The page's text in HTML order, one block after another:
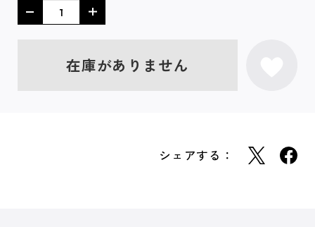
在庫がありません
シェアする：